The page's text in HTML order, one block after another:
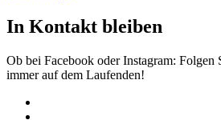
In Kontakt bleiben
Ob bei Facebook oder Instagram: Folgen
immer auf dem Laufenden!